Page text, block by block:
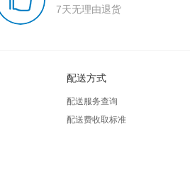
7天无理由退货
配送方式
配送服务查询
配送费收取标准